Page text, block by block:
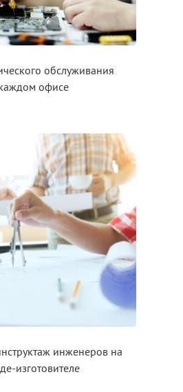
обслуживания
офисе
инженеров на
изготовителе